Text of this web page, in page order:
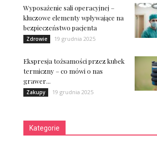
Wyposażenie sali operacyjnej –
kluczowe elementy wpływające na
bezpieczeństwo pacjenta
Zdrowie 19 grudnia 2025
Ekspresja tożsamości przez kubek
termiczny – co mówi o nas
grawer...
Zakupy 19 grudnia 2025
Kategorie